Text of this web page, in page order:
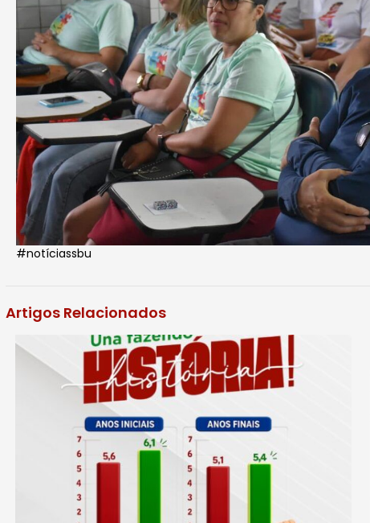
#notíciassbu
Artigos Relacionados